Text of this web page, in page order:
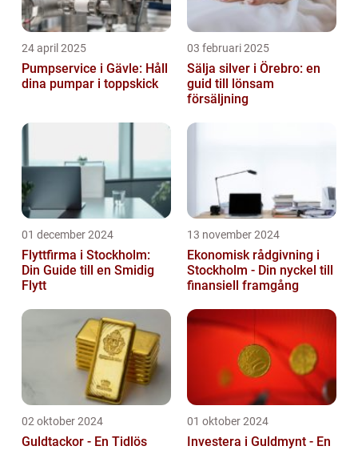
24 april 2025
Pumpservice i Gävle: Håll
dina pumpar i toppskick
03 februari 2025
Sälja silver i Örebro: en
guid till lönsam
försäljning
01 december 2024
Flyttfirma i Stockholm:
Din Guide till en Smidig
Flytt
13 november 2024
Ekonomisk rådgivning i
Stockholm - Din nyckel till
finansiell framgång
02 oktober 2024
Guldtackor - En Tidlös
01 oktober 2024
Investera i Guldmynt - En